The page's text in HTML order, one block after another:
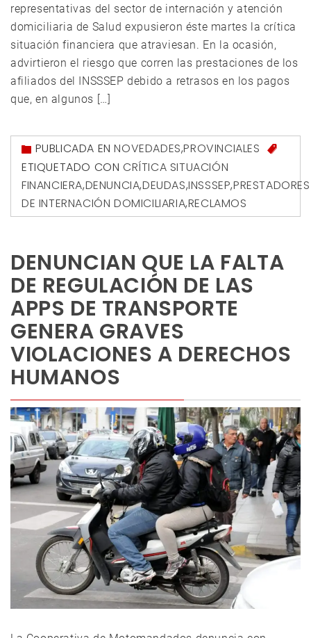
representativas del sector de internación y atención
domiciliaria de Salud expusieron éste martes la crítica
situación financiera que atraviesan. En la ocasión,
advirtieron el riesgo que corren las prestaciones de los
afiliados del INSSSEP debido a retrasos en los pagos
que, en algunos […]
PUBLICADA ENNOVEDADES,PROVINCIALES
ETIQUETADO CON CRÍTICA SITUACIÓN
FINANCIERA,DENUNCIA,DEUDAS,INSSSEP,PRESTADORES
DE INTERNACIÓN DOMICILIARIA,RECLAMOS
DENUNCIAN QUE LA FALTA
DE REGULACIÓN DE LAS
APPS DE TRANSPORTE
GENERA GRAVES
VIOLACIONES A DERECHOS
HUMANOS